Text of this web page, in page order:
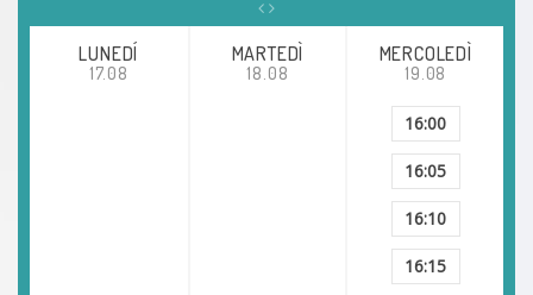
LUNEDÍ
17.08
MARTEDÌ
18.08
MERCOLEDÌ
19.08
16:00
16:05
16:10
16:15